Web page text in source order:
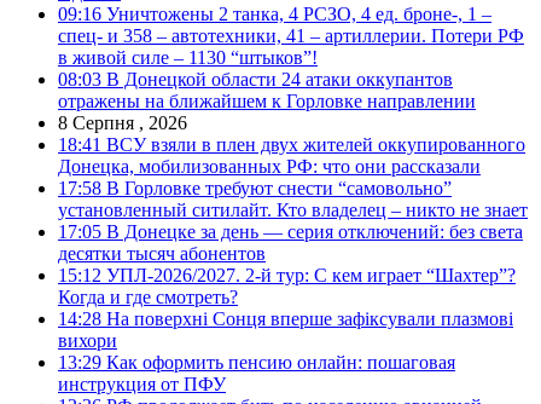
09:16 Уничтожены 2 танка, 4 РСЗО, 4 ед. броне-, 1 –
спец- и 358 – автотехники, 41 – артиллерии. Потери РФ
в живой силе – 1130 “штыков”!
08:03 В Донецкой области 24 атаки оккупантов
отражены на ближайшем к Горловке направлении
8 Серпня , 2026
18:41 ВСУ взяли в плен двух жителей оккупированного
Донецка, мобилизованных РФ: что они рассказали
17:58 В Горловке требуют снести “самовольно”
установленный ситилайт. Кто владелец – никто не знает
17:05 В Донецке за день — серия отключений: без света
десятки тысяч абонентов
15:12 УПЛ-2026/2027. 2-й тур: С кем играет “Шахтер”?
Когда и где смотреть?
14:28 На поверхні Сонця вперше зафіксували плазмові
вихори
13:29 Как оформить пенсию онлайн: пошаговая
инструкция от ПФУ